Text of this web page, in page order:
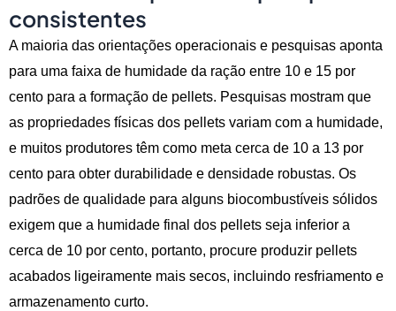
consistentes
A maioria das orientações operacionais e pesquisas aponta
para uma faixa de humidade da ração entre 10 e 15 por
cento para a formação de pellets. Pesquisas mostram que
as propriedades físicas dos pellets variam com a humidade,
e muitos produtores têm como meta cerca de 10 a 13 por
cento para obter durabilidade e densidade robustas. Os
padrões de qualidade para alguns biocombustíveis sólidos
exigem que a humidade final dos pellets seja inferior a
cerca de 10 por cento, portanto, procure produzir pellets
acabados ligeiramente mais secos, incluindo resfriamento e
armazenamento curto.